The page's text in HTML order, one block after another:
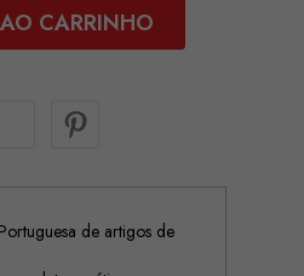
CARRINHO
de artigos de